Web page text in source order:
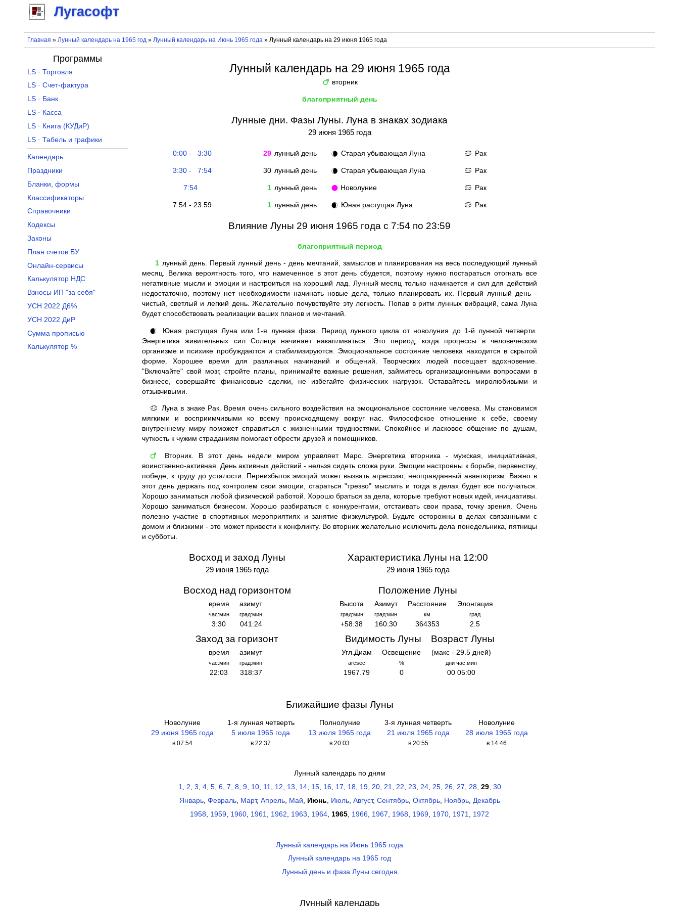
Лугасофт
Главная » Лунный календарь на 1965 год» Лунный календарь на Июнь 1965 года» Лунный календарь на 29 июня 1965 года
Лунный календарь на 29 июня 1965 года
♂ вторник
благоприятный день
Лунные дни. Фазы Луны. Луна в знаках зодиака
29 июня 1965 года
0:00 - 3:30 29 лунный день 🌘 Старая убывающая Луна ♋ Рак
3:30 - 7:54 30 лунный день 🌘 Старая убывающая Луна ♋ Рак
7:54 1 лунный день 🌑 Новолуние ♋ Рак
7:54 - 23:59 1 лунный день 🌒 Юная растущая Луна ♋ Рак
Влияние Луны 29 июня 1965 года с 7:54 по 23:59
благоприятный период
1 лунный день. Первый лунный день - день мечтаний, замыслов и планирования на весь последующий лунный
месяц. Велика вероятность того, что намеченное в этот день сбудется, поэтому нужно постараться отогнать все
негативные мысли и эмоции и настроиться на хороший лад. Лунный месяц только начинается и сил для действий
недостаточно, поэтому нет необходимости начинать новые дела, только планировать их. Первый лунный день -
чистый, светлый и легкий день. Желательно почувствуйте эту легкость. Попав в ритм лунных вибраций, сама Луна
будет способствовать реализации ваших планов и мечтаний.
🌒
Юная растущая Луна или 1-я лунная фаза. Период лунного цикла от новолуния до 1-й лунной четверти.
Энергетика живительных сил Солнца начинает накапливаться. Это период, когда процессы в человеческом
организме и психике пробуждаются и стабилизируются. Эмоциональное состояние человека находится в скрытой
форме. Хорошее время для различных начинаний и общений. Творческих людей посещает вдохновение.
"Включайте" свой мозг, стройте планы, принимайте важные решения, займитесь организационными вопросами в
бизнесе, совершайте финансовые сделки, не избегайте физических нагрузок. Оставайтесь миролюбивыми и
отзывчивыми.
♋
Луна в знаке Рак. Время очень сильного воздействия на эмоциональное состояние человека. Мы становимся
мягкими и восприимчивыми ко всему происходящему вокруг нас. Философское отношение к себе, своему
внутреннему миру поможет справиться с жизненными трудностями. Спокойное и ласковое общение по душам,
чуткость к чужим страданиям помогает обрести друзей и помощников.
♂
Вторник. В этот день недели миром управляет Марс. Энергетика вторника - мужская, инициативная,
воинственно-активная. День активных действий - нельзя сидеть сложа руки. Эмоции настроены к борьбе, первенству,
победе, к труду до усталости. Переизбыток эмоций может вызвать агрессию, неоправданный авантюризм. Важно в
этот день держать под контролем свои эмоции, стараться "трезво" мыслить и тогда в делах будет все получаться.
Хорошо заниматься любой физической работой. Хорошо браться за дела, которые требуют новых идей, инициативы.
Хорошо заниматься бизнесом. Хорошо разбираться с конкурентами, отстаивать свои права, точку зрения. Очень
полезно участие в спортивных мероприятиях и занятие физкультурой. Будьте осторожны в делах связанными с
домом и близкими - это может привести к конфликту. Во вторник желательно исключить дела понедельника, пятницы
и субботы.
Восход и заход Луны
29 июня 1965 года
Восход над горизонтом
время
час:мин
3:30
азимут
град:мин
041:24
Заход за горизонт
время
час:мин
22:03
азимут
град:мин
318:37
Характеристика Луны на 12:00
29 июня 1965 года
Положение Луны
Высота
град:мин
+58:38
Азимут
град:мин
160:30
Расстояние
км
364353
Элонгация
град
2.5
Видимость Луны
Угл.Диам
arcsec
1967.79
Освещение
%
0
Возраст Луны
(макс - 29.5 дней)
дни час:мин
00 05:00
Ближайшие фазы Луны
Новолуние
29 июня 1965 года
в 07:54
1-я лунная четверть
5 июля 1965 года
в 22:37
Полнолуние
13 июля 1965 года
в 20:03
3-я лунная четверть
21 июля 1965 года
в 20:55
Новолуние
28 июля 1965 года
в 14:46
Лунный календарь по дням
1, 2, 3, 4, 5, 6, 7, 8, 9, 10, 11, 12, 13, 14, 15, 16, 17, 18, 19, 20, 21, 22, 23, 24, 25, 26, 27, 28, 29, 30
Январь, Февраль, Март, Апрель, Май Июнь Июль, Август, Сентябрь, Октябрь, Ноябрь, Декабрь
1958
1959 1960 1961 1962 1963 1964 1965 1966 1967 1968 1969 1970 1971 1972
Лунный календарь на Июнь 1965 года
Лунный календарь на 1965 год
Лунный день и фаза Луны сегодня
Лунный календарь
Программы
LS · Торговля
LS · Счет-фактура
LS · Банк
LS · Касса
LS · Книга (КУДиР)
LS · Табель и графики
Календарь
Праздники
Бланки, формы
Классификаторы
Справочники
Кодексы
Законы
План счетов БУ
Онлайн-сервисы
Калькулятор НДС
Взносы ИП "за себя"
УСН 2022 Д6%
УСН 2022 ДиР
Сумма прописью
Калькулятор %